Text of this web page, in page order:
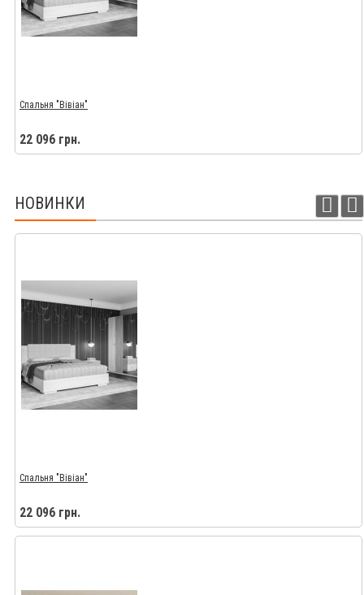
Спальня "Вівіан"
22 096 грн.
НОВИНКИ
Спальня "Вівіан"
22 096 грн.